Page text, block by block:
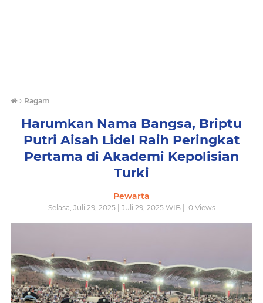
› Ragam
Harumkan Nama Bangsa, Briptu
Putri Aisah Lidel Raih Peringkat
Pertama di Akademi Kepolisian
Turki
Pewarta
Selasa, Juli 29, 2025 | Juli 29, 2025 WIB | 0Views